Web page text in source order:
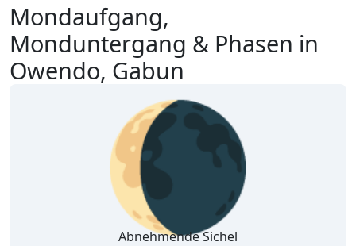
Mondaufgang,
Monduntergang & Phasen in
Owendo, Gabun
🌘
Abnehmende Sichel